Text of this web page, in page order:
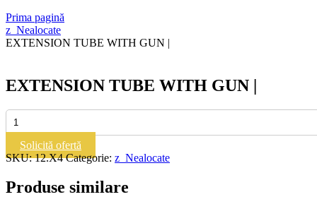
Prima pagină
z_Nealocate
EXTENSION TUBE WITH GUN |
EXTENSION TUBE WITH GUN |
Cantitate
EXTENSION
TUBE
WITH
GUN
Solicită ofertă
SKU:12.X4 Categorie: z_Nealocate
Produse similare